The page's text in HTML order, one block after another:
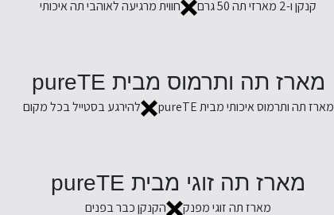
קנקן ו-2 מארזי תה 50 גרם חווית מרגיעה לאוהבי תה איכותי
מארז תה ותרמוס מבית pureTE
מארז תה ותרמוס איכותי מבית pureTE להירגע בסטייל בכל מקום
מארז תה זוגי מבית pureTE
מארז תה זוגי מפנק הקנקן כבר בפנים